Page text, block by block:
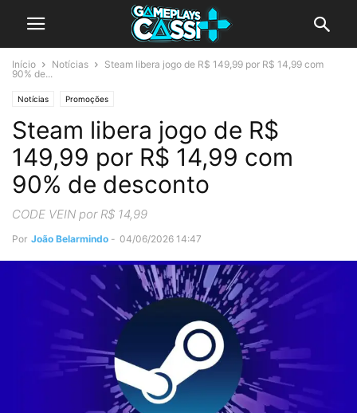
Início Notícias
Steam libera jogo de R$ 149,99 por R$ 14,99 com
90% de...
Notícias Promoções
Steam libera jogo de R$
149,99 por R$ 14,99 com
90% de desconto
CODE VEIN por R$ 14,99
Por João Belarmindo - 04/06/2026 14:47